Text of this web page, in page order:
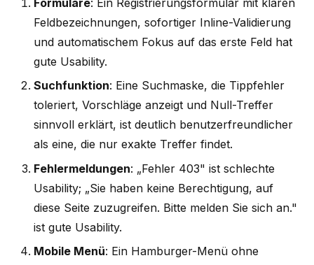
Formulare: Ein Registrierungsformular mit klaren
Feldbezeichnungen, sofortiger Inline-Validierung
und automatischem Fokus auf das erste Feld hat
gute Usability.
Suchfunktion: Eine Suchmaske, die Tippfehler
toleriert, Vorschläge anzeigt und Null-Treffer
sinnvoll erklärt, ist deutlich benutzerfreundlicher
als eine, die nur exakte Treffer findet.
Fehlermeldungen: „Fehler 403" ist schlechte
Usability; „Sie haben keine Berechtigung, auf
diese Seite zuzugreifen. Bitte melden Sie sich an."
ist gute Usability.
Mobile Menü: Ein Hamburger-Menü ohne